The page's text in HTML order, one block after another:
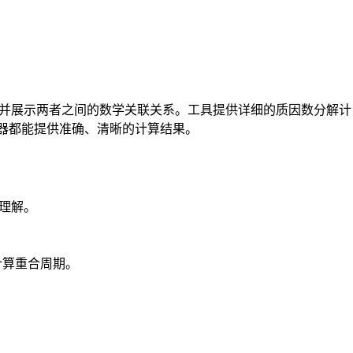
展示两者之间的数学关联关系。工具提供详细的质因数分解计
能提供准确、清晰的计算结果。
解。
重合周期。